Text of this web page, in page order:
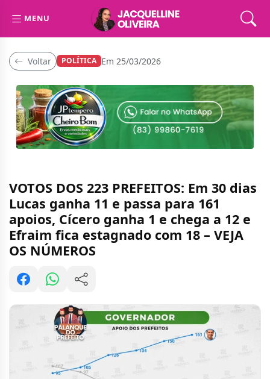
MENU
Voltar POLÍTICA Em 25/03/2026
VOTOS DOS 223 PREFEITOS: Em 30 dias
Lucas ganha 11 e passa para 161
apoios, Cícero ganha 1 e chega a 12 e
Efraim fica estagnado com 18 – VEJA
OS NÚMEROS